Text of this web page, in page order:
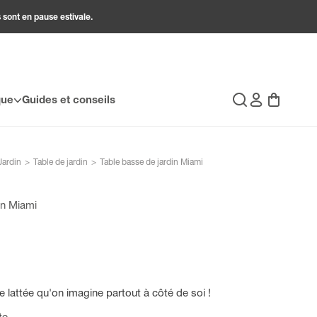
en pause estivale.
Guides et conseils
Recherche
Connexion
Panier
> Table de jardin > Table basse de jardin Miami
Miami
lattée qu'on imagine partout à côté de soi !